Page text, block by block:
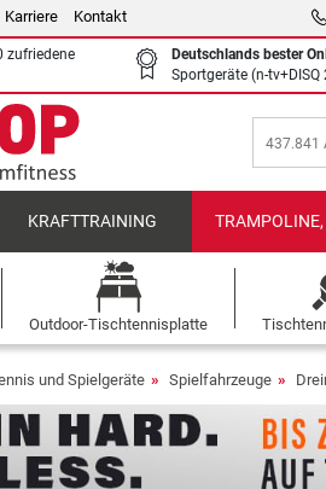
Karriere Kontakt
zufriedene
Deutschlands bester
Sportgeräte (n-
KRAFTTRAINING
Outdoor-Tischtennisplatte
und Spielgeräte Spielfahrzeuge